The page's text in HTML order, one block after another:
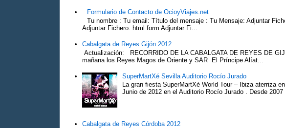
Formulario de Contacto de OcioyViajes.net
Tu nombre : Tu email: Título del mensaje : Tu Mensaje: Adjuntar
Adjuntar Fichero: html form Adjuntar Fi...
Cabalgata de Reyes Gijón 2012
Actualización: RECORRIDO DE LA CABALGATA DE REYES DE
mañana los Reyes Magos de Oriente y SAR El Príncipe Alíat...
SuperMartXé Sevilla Auditorio Rocío Jurado
La gran fiesta SuperMartXé World Tour – Ibiza aterriza
Junio de 2012 en el Auditorio Rocío Jurado . Desde 2007
Cabalgata de Reyes Córdoba 2012